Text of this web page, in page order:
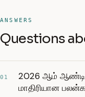
ANSWERS
Questions
01
2026 ஆம்
மாதிரியான